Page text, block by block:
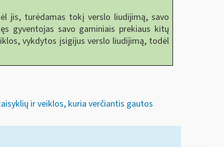
jis, turėdamas tokį verslo liudijimą, savo
gyventojas savo gaminiais prekiaus kitų
vykdytos įsigijus verslo liudijimą, todėl
ir veiklos, kuria verčiantis gautos